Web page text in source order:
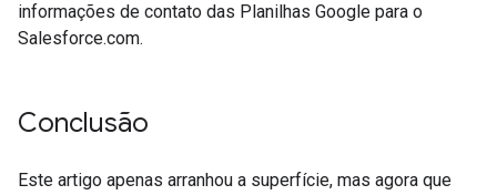
informações de contato das Planilhas Google para o
Salesforce.com.
Conclusão
Este artigo apenas arranhou a superfície, mas agora que